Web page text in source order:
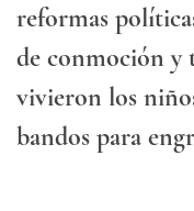
reformas
de conmoción y
vivieron los
bandos para